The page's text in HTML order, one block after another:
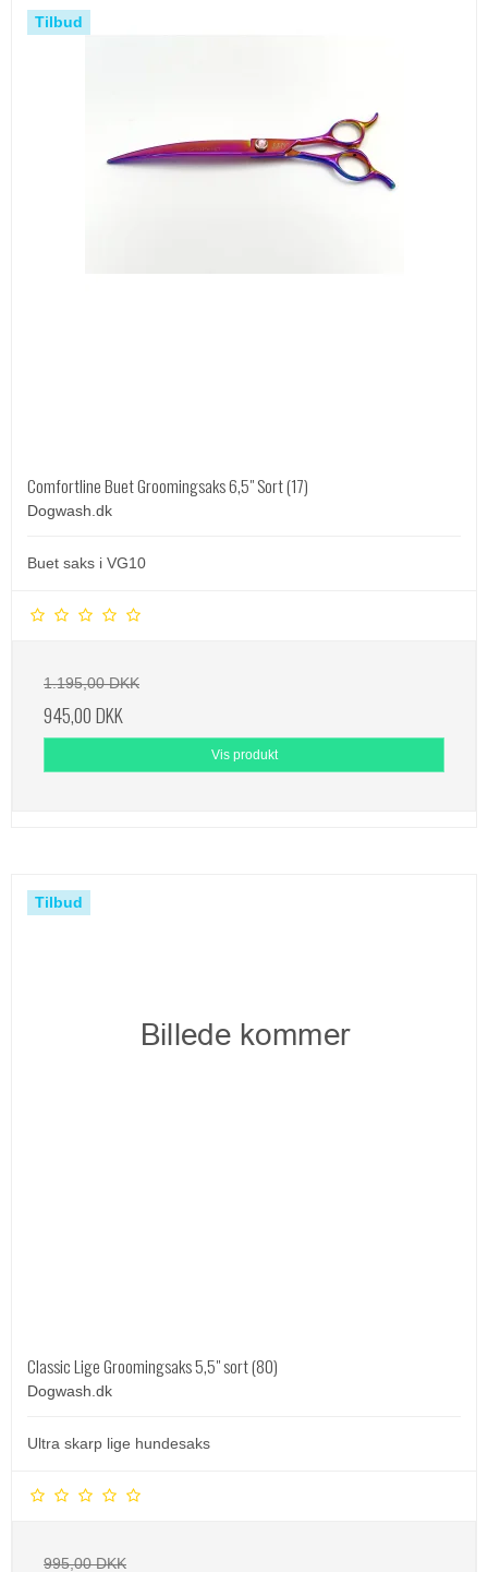
Tilbud
Comfortline Buet Groomingsaks 6,5" Sort (17)
Dogwash.dk
Buet saks i VG10
1.195,00 DKK
945,00 DKK
Vis produkt
Tilbud
Classic Lige Groomingsaks 5,5" sort (80)
Dogwash.dk
Ultra skarp lige hundesaks
995,00 DKK